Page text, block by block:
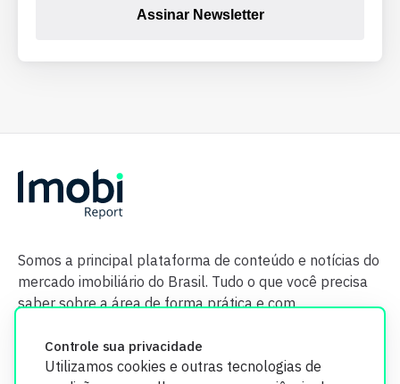
Controle sua privacidade
Utilizamos cookies e outras tecnologias de
Assinar Newsletter
Somos a principal plataforma de conteúdo e notícias do
mercado imobiliário do Brasil. Tudo o que você precisa
saber sobre a área de forma prática e com